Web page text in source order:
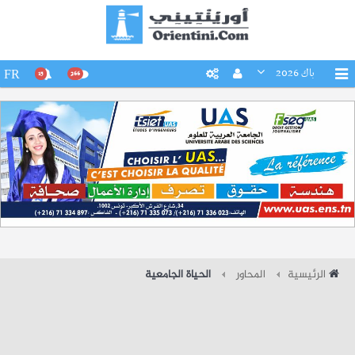
باك 2026 266
15
FR
الرئيسية المحاور الحياة الجامعية